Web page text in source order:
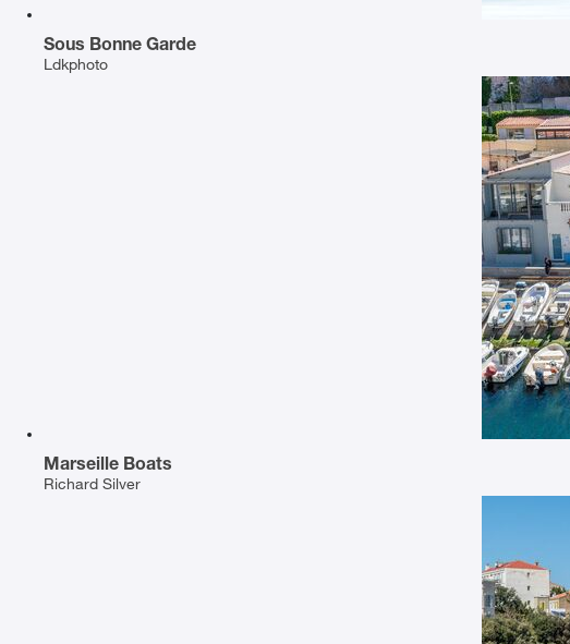
Sous Bonne Garde
Ldkphoto
Marseille Boats
Richard Silver